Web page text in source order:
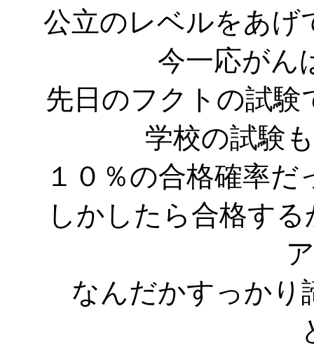
公立のレベルをあげ
今一応がん
先日のフクトの試験
学校の試験
１０％の合格確率
しかしたら合格す
なんだかすっかり